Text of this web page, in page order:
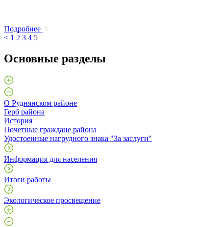
Подробнее
< 1 2 3 4 5
Основные разделы
О Руднянском районе
Герб района
История
Почетные граждане района
Удостоенные нагрудного знака "За заслуги"
Информация для населения
Итоги работы
Экологическое просвещение